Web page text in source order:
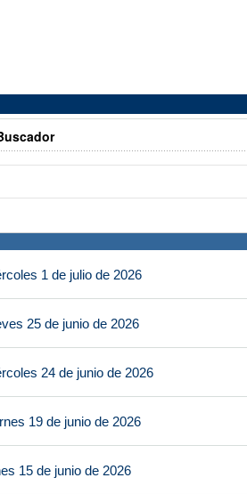
1 de julio de 2026
25 de junio de 2026
24 de junio de 2026
19 de junio de 2026
15 de junio de 2026